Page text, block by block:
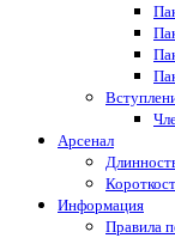
Арсенал
Информация
Правила